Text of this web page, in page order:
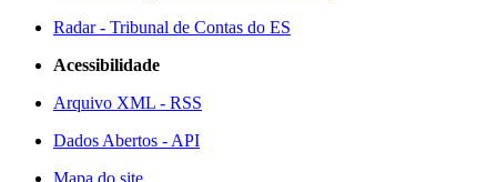
Radar - Tribunal de Contas do ES
Acessibilidade
Arquivo XML - RSS
Dados Abertos - API
Mapa do site